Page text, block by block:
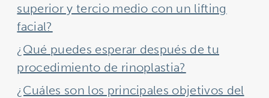
superior y tercio medio con un lifting
facial?
¿Qué puedes esperar después de tu
procedimiento de rinoplastia?
¿Cuáles son los principales objetivos del